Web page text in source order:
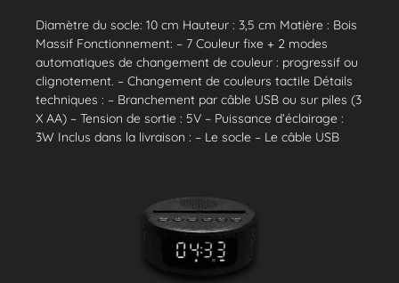
Diamètre du socle: 10 cm Hauteur : 3,5 cm Matière : Bois
Massif Fonctionnement: – 7 Couleur fixe + 2 modes
automatiques de changement de couleur : progressif ou
clignotement. – Changement de couleurs tactile Détails
techniques : – Branchement par câble USB ou sur piles (3
X AA) – Tension de sortie : 5V – Puissance d’éclairage :
3W Inclus dans la livraison : – Le socle – Le câble USB